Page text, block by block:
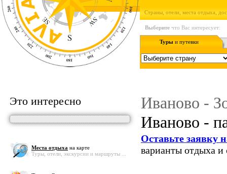
Страны, отели, места отдыха,
Выберите что Вас интересует:
Туры и путевки
Это интересно
Места отдыха на карте
Туры, отели, экскурсии и маршруты ...
Иваново -
Иваново -
Оставьте заявку
варианты отдыха